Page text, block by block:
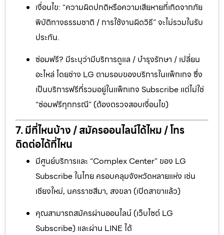
เงื่อนไข: “ความผิดปกติหรือความเสียหายที่เกิดจากภัย
พิบัติทางธรรมชาติ / การใช้งานผิดวิธี” จะไม่รวมในรับ
ประกัน.
ซ่อมฟรี? มีระบุว่ามีบริการดูแล / บำรุงรักษา / เปลี่ยน
อะไหล่ โดยช่าง LG ตามรอบของบริการในแพ็กเกจ ซึ่ง
เป็นบริการฟรีที่รวมอยู่ในแพ็กเกจ Subscribe แต่ไม่ใช่
“ซ่อมฟรีทุกกรณี” (ต้องตรวจสอบเงื่อนไข)
7. มีที่ไหนบ้าง / สมัครออนไลน์ได้ไหม / โทร
ติดต่อได้ที่ไหน
มีศูนย์บริการและ “Complex Center” ของ LG
Subscribe ในไทย ครอบคลุมจังหวัดหลายแห่ง เช่น
เชียงใหม่, นครราชสีมา, สงขลา (เปิดสาขาแล้ว)
คุณสามารถสมัครผ่านออนไลน์ (เว็บไซต์ LG
Subscribe) และผ่าน LINE ได้